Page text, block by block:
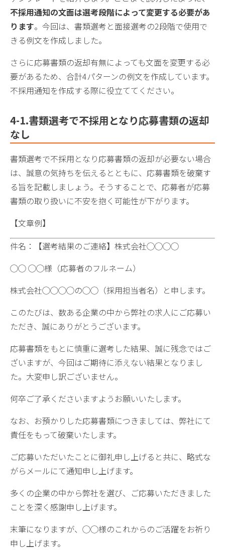
不採用通知の文面は選考段階によって変更する必要があ
ります。今回は、書類選考と面接選考の2段階で使用で
きる例文を作成しました。
さらに応募書類の返却有無によっても文面を変更する必
要があるため、合計4パターンの例文を作成しています。
不採用通知を作成する際に役立ててください。
4-1.書類選考で不採用となり応募書類の返却
なし
書類選考で不採用となり応募書類の返却が必要ない場合
は、誠意の気持ちを伝えるとともに、応募書類を破棄す
る旨を記載しましょう。そうすることで、応募者が応募
書類の取り扱いに不安を抱く可能性が下がります。
【文章例】
件名：【選考結果のご連絡】株式会社◯◯◯◯
◯◯ ◯◯様（応募者のフルネーム）
株式会社◯◯◯◯の◯◯（採用担当者名）と申します。
このたびは、数ある企業の中から弊社の求人にご応募い
ただき、誠にありがとうございます。
応募書類をもとに慎重に選考した結果、誠に残念ではご
ざいますが、今回はご期待に添えない結果となりまし
た。大変申し訳ございません。
何卒ご了承くださいますようお願いいたします。
なお、お預かりした応募書類につきましては、弊社にて
責任をもって破棄いたします。
ご応募いただいたことに御礼申し上げると共に、略式な
がらメールにて通知申し上げます。
多くの企業の中から弊社を選び、ご応募いただきました
ことを深く感謝申し上げます。
末筆になりますが、◯◯様のこれからのご活躍をお祈り
申し上げます。